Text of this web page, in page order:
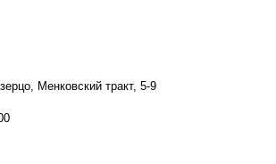
Менковский тракт, 5-9